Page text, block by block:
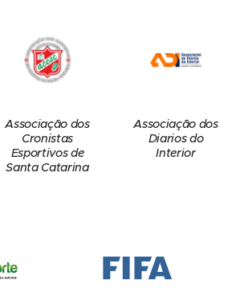
Associação dos
Cronistas
Esportivos de
Santa Catarina
Associação dos
Diarios do
Interior